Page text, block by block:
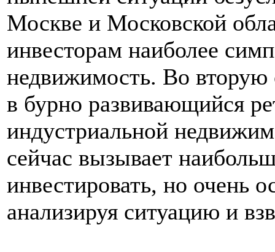
Москве и Московской
инвесторам наиболее
недвижимость. Во вторую
в бурно развивающийся
индустриальной
сейчас вызывает
инвестировать, но очень
анализируя ситуацию и